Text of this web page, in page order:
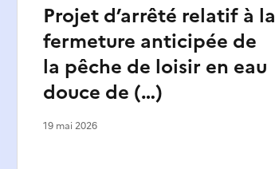
Projet d’arrêté relatif à la
fermeture anticipée de
la pêche de loisir en eau
douce de (…)
19 mai 2026